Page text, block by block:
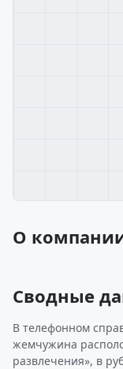
О
Сводные
В телефонном
жемчужина
развлечения», в